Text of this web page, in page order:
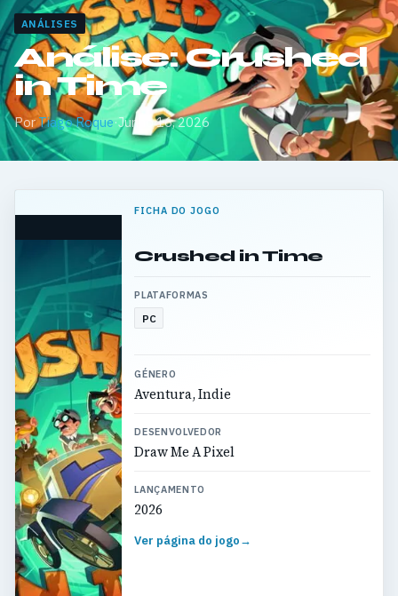
ANÁLISES
Análise: Crushed
in Time
PorTiago Roque·Junho 16, 2026
FICHA DO JOGO
Crushed in Time
PLATAFORMAS
PC
GÉNERO
Aventura, Indie
DESENVOLVEDOR
Draw Me A Pixel
LANÇAMENTO
2026
Ver página do jogo→